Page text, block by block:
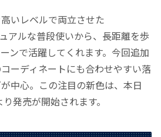
いレベルで両立させた
アルな普段使いから、長距離を歩
ンで活躍してくれます。今回追加
ーディネートにも合わせやすい落
中心。この注目の新色は、本日
発売が開始されます。